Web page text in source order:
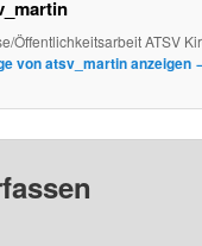
Öffentlichkeitsarbeit ATSV
von atsv_martin anzeigen